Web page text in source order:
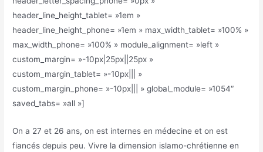
header_line_height_tablet= »1em »
header_line_height_phone= »1em » max_width_tablet= »100% »
max_width_phone= »100% » module_alignment= »left »
custom_margin= »-10px|25px||25px »
custom_margin_tablet= »-10px||| »
custom_margin_phone= »-10px||| » global_module= »1054″
saved_tabs= »all »]
On a 27 et 26 ans, on est internes en médecine et on est
fiancés depuis peu. Vivre la dimension islamo-chrétienne en